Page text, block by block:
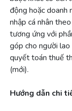
động hoặc doanh
nhập cá nhân
tương ứng với
góp cho người
quyết toán thuế
(mới).
Hướng dẫn chi